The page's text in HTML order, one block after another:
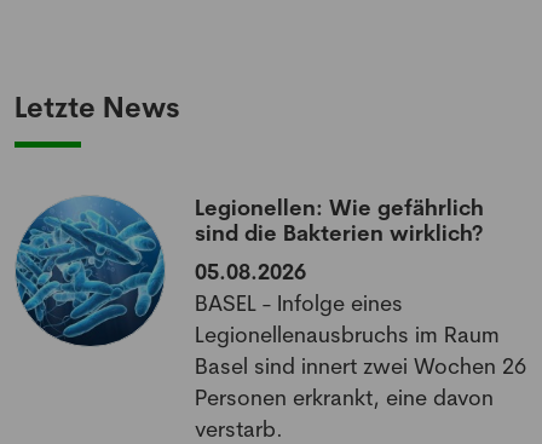
Letzte News
Legionellen: Wie gefährlich
sind die Bakterien wirklich?
05.08.2026
BASEL - Infolge eines
Legionellenausbruchs im Raum
Basel sind innert zwei Wochen 26
Personen erkrankt, eine davon
verstarb.